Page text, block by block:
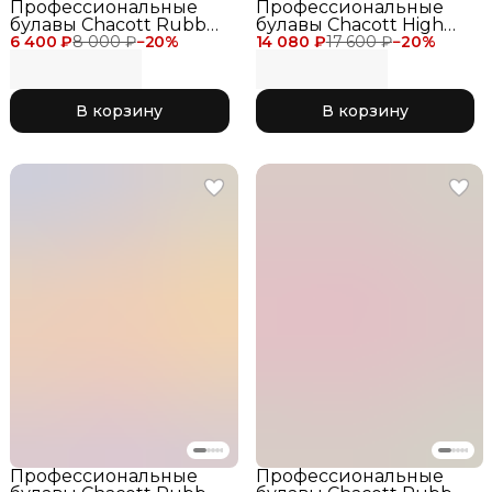
6 400 ₽8 000 ₽−20%
Профессиональные
булавы Chacott Rubber
Clubs 36 см, цвет
В корзину
14 080 ₽17 600 ₽−20%
Профессиональные
булавы Chacott High
Grip Clubs II 41 см для
глиттер 743 Pink
В корзину
Профессиональные
Профессиональные